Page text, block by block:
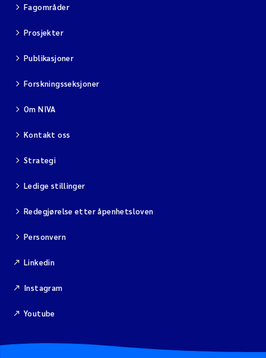
Andreas Ballot
Jonas Persson
Camilla H C Hagman
Katharina Bjarnar Løken
Magnus Dahler Norling
Marianne Olsen
Fagområder
Prosjekter
Publikasjoner
Forskningsseksjoner
Om NIVA
Kontakt oss
Strategi
Ledige stillinger
Redegjørelse etter åpenhetsloven
Personvern
Linkedin
Instagram
Youtube